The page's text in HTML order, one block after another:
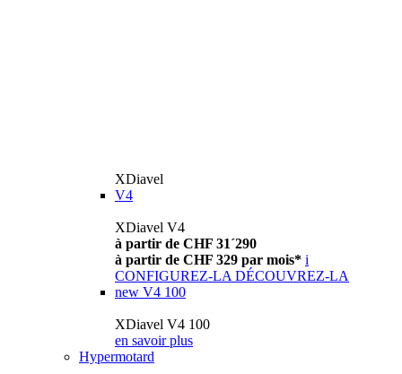
XDiavel
V4
XDiavel V4
à partir de CHF 31´290
à partir de CHF 329 par mois* i
CONFIGUREZ-LA DÉCOUVREZ-LA
new V4 100
XDiavel V4 100
en savoir plus
Hypermotard